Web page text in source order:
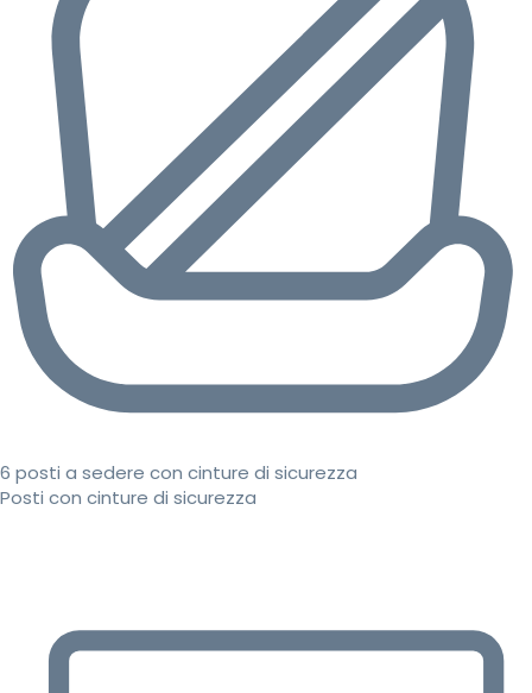
6 posti a sedere con cinture di sicurezza
Posti con cinture di sicurezza